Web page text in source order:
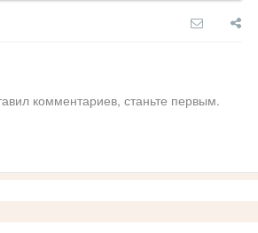
комментариев, станьте первым.